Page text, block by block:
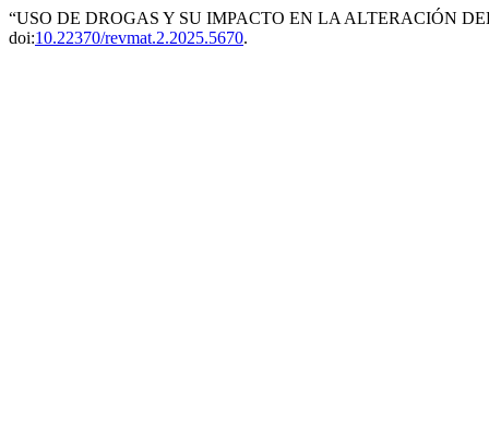
“USO DE DROGAS Y SU IMPACTO EN LA ALTERACIÓN
doi:10.22370/revmat.2.2025.5670.